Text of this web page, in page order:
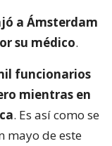
a Ámsterdam
su médico.
funcionarios
mientras en
. Es así como se
mayo de este